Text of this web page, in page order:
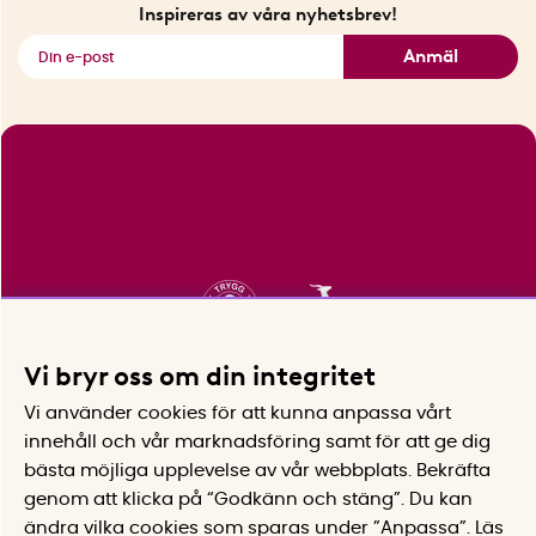
Inspireras av våra nyhetsbrev!
Anmäl
Vi bryr oss om din integritet
Vi använder cookies för att kunna anpassa vårt
innehåll och vår marknadsföring samt för att ge dig
bästa möjliga upplevelse av vår webbplats.
Bekräfta
genom att klicka på “Godkänn och stäng”. Du kan
ändra vilka cookies som sparas under ”Anpassa”.
Läs